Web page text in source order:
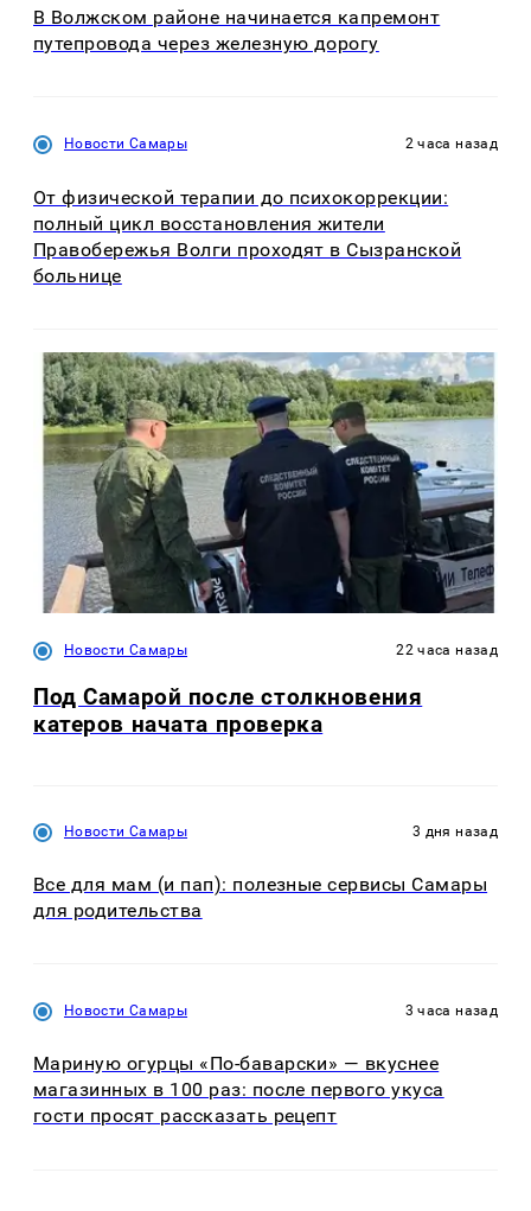
В Волжском районе начинается капремонт
путепровода через железную дорогу
Новости Самары 2 часа назад
От физической терапии до психокоррекции:
полный цикл восстановления жители
Правобережья Волги проходят в Сызранской
больнице
Новости Самары 22 часа назад
Под Самарой после столкновения
катеров начата проверка
Новости Самары 3 дня назад
Все для мам (и пап): полезные сервисы Самары
для родительства
Новости Самары 3 часа назад
Мариную огурцы «По-баварски» — вкуснее
магазинных в 100 раз: после первого укуса
гости просят рассказать рецепт